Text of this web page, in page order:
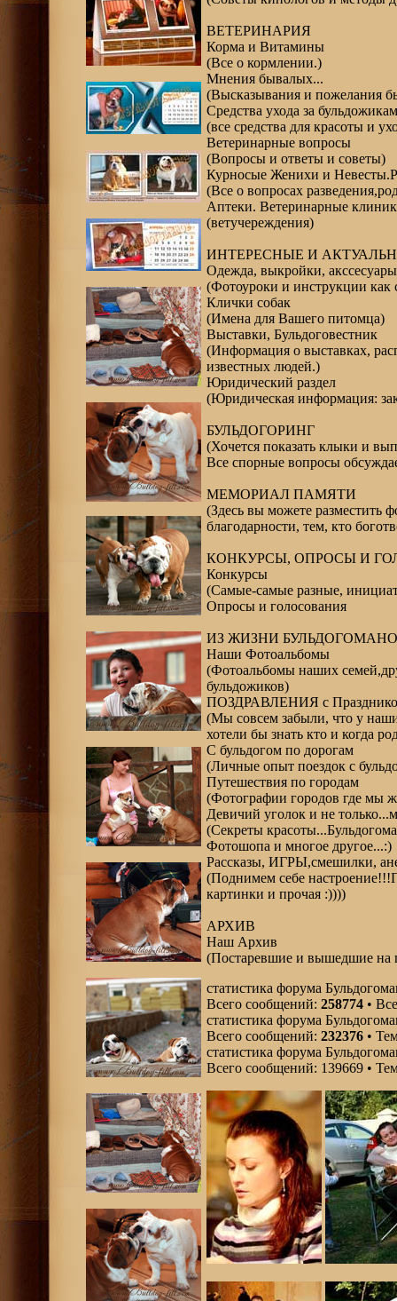
ВЕТЕРИНАРИЯ
Корма и Витамины
(Все о кормлении.)
Мнения бывалых...
(Высказывания и пожелания
Средства ухода за
(все средства для красоты и
Ветеринарные вопросы
(Вопросы и ответы и советы)
Курносые Женихи и
(Все о вопросах
Аптеки. Ветеринарные
(ветучереждения)
ИНТЕРЕСНЫЕ И
Одежда, выкройки,
(Фотоуроки и инструкции как
Клички собак
(Имена для Вашего питомца)
Выставки, Бульдоговестник
(Информация о выставках,
известных людей.)
Юридический раздел
(Юридическая информация:
БУЛЬДОГОРИНГ
(Хочется показать клыки и
Все спорные вопросы
МЕМОРИАЛ ПАМЯТИ
(Здесь вы можете разместить
благодарности, тем, кто
КОНКУРСЫ, ОПРОСЫ И
Конкурсы
(Самые-самые разные,
Опросы и голосования
ИЗ ЖИЗНИ
Наши Фотоальбомы
(Фотоальбомы наших
бульдожиков)
ПОЗДРАВЛЕНИЯ с
(Мы совсем забыли, что у
хотели бы знать кто и когда
С бульдогом по дорогам
(Личные опыт поездок с
Путешествия по городам
(Фотографии городов где мы
Девичий уголок и не
(Секреты
Фотошопа и многое другое...:)
Рассказы, ИГРЫ,смешилки,
(Поднимем себе
картинки и прочая :))))
АРХИВ
Наш Архив
(Постаревшие и вышедшие на
статистика форума
Всего сообщений: 258774 •
статистика форума
Всего сообщений: 232376 •
статистика форума
Всего сообщений: 139669 •